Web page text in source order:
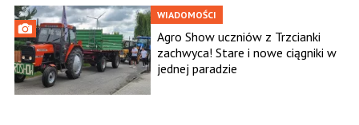
WIADOMOŚCI
Agro Show uczniów z Trzcianki
zachwyca! Stare i nowe ciągniki w
jednej paradzie